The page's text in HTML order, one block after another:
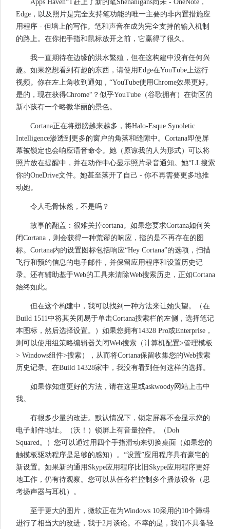
Apps Haven“T赶上了新的笔Shenanigans尚未 - OneNote，
Edge，以及照片是完全支持笔功能的唯一主要的非内置措施应
用程序 - 但墙上的写作。笔和声音在成为完全支持的输入机制
的路上。在你把手指和鼠标放开之前，它赢得了很久。
我一直期待在边缘的洪水繁殖，但在这构建中没有任何兴
趣。如果您想看到有趣的东西，请使用Edge在YouTube上运行
视频。你在左上角收到通知，“YouTube使用Chrome效果更好。
是的，现在获得Chrome“？似乎YouTube（谷歌拥有）在街区的
新小孩有一个略微华丽的景色。
Cortana正在将翅膀越来越多，将Halo-Esque Synoletic
Intelligence渗透到更多的窗户的角落和缝隙中。Cortana即使屏
幕被锁定也会响应语音命令。她（原谅我的人为形式）可以将
照片放在提醒中，并在动作中心显示照片录音通知。她“LL搜索
你的OneDrive文件。她甚至落开了自己 - 你不再需要更多地推
动她。
令人毛骨悚然，不是吗？
故事的翻盖：很难关掉cortana。如果您要求Cortana如何关
闭Cortana，则会获得一种荒谬的响应，指的是不再存在的图
标。Cortana内的设置图标包括响应“Hey Cortana”的选项，扫描
飞行和预约信息的电子邮件，并保留应用程序和设置历史记
录。还有辅助基于Web的工具来清除Web搜索历史，正如Cortana
始终如此。
但在这个构建中，我可以找到一种方法来让她失望。（在
Build 1511中将其关闭易于单击Cortana搜索栏的左侧，选择笔记
本图标，然后选择设置。）如果您拥有14328 Pro或Enterprise，
则可以使用组策略编辑器关闭Web搜索（计算机配置>管理模板
> Windows组件>搜索），从而将Cortana保留收集您的Web搜索
历史记录。在Build 14328家中，我没有看到任何这样的选择。
如果你知道更好的方法，请在这里或askwoody网站上击中
我。
有很多少量的改进。默认情况下，锁定屏幕不会显示您的
电子邮件地址。（沃！）锁屏上有音量控件。（Doh
Squared。）您可以通过用四个手指滑动来切换桌面（如果您的
触摸板驱动程序是足够的感知）。“设置”应用程序具有豪宅的
新设置。如果新的通用Skype应用程序比旧Skype应用程序更好
地工作，仍有待观察。您可以从任务栏控制多个播放设备（思
考扬声器与耳机）。
至于更大的图片，微软正在为Windows 10采用的10个障碍
进行了相当大的改进，我于2月谈论。不幸的是，我们不具备轻